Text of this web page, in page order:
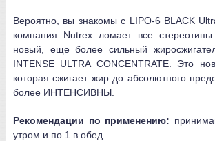
Вероятно, вы знакомы с LIPO-6 BLACK
компания Nutrex ломает все
новый, еще более сильный
INTENSE ULTRA CONCENTRATE. Это
которая сжигает жир до абсолютного
более ИНТЕНСИВНЫ.
Рекомендации по применению:
утром и по 1 в обед.